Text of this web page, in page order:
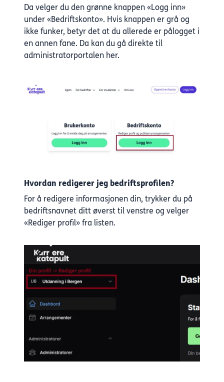
Da velger du den grønne knappen «Logg inn»
under «Bedriftskonto». Hvis knappen er grå og
ikke funker, betyr det at du allerede er pålogget i
en annen fane. Da kan du gå direkte til
administratorportalen her.
Hvordan redigerer jeg bedriftsprofilen?
For å redigere informasjonen din, trykker du på
bedriftsnavnet ditt øverst til venstre og velger
«Rediger profil» fra listen.